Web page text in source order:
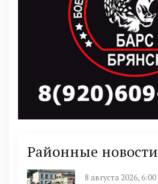
Районные новости
8 августа 2026, 6:00